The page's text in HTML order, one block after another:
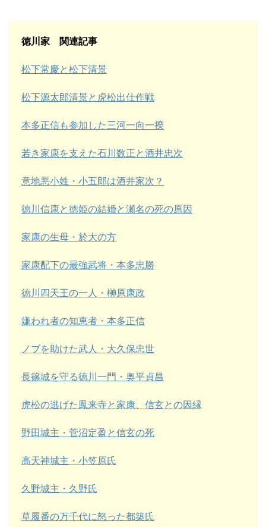
徳川家 関連記事
松下常慶と松下清景
松下源太郎清景と虎松出仕作戦
本多正信も参加した三河一向一揆
若き家康を支えた石川数正と酒井忠次
意地悪小姓・小五郎は酒井家次？
徳川信康と徳姫の結婚と瀬名の死の原因
家康の生母・於大の方
家康配下の最強武将・本多忠勝
徳川四天王の一人・榊原康政
嫌われ者の知恵者・本多正信
ノブを助けた武人・大久保忠世
長篠城を守る徳川一門・奥平貞昌
虎松の逃げた鳳来寺と家康、信玄との因縁
野田城主・菅沼定盈と信玄の死
高天神城主・小笠原氏
久野城主・久野氏
草履番の万千代に怒った都築氏